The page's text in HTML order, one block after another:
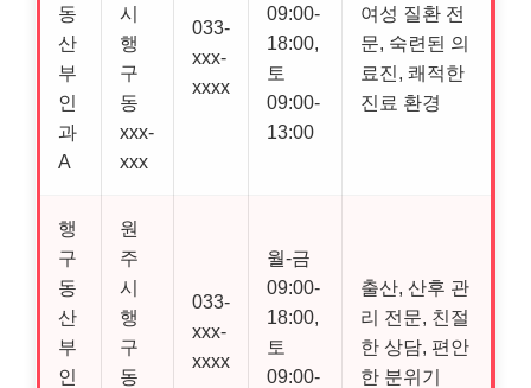
동
산
부
인
과
A
시
행
구
동
xxx-
xxx
033-
xxx-
xxxx
09:00-
18:00,
토
09:00-
13:00
여성 질환 전
문, 숙련된 의
료진, 쾌적한
진료 환경
행
구
동
산
부
인
원
주
시
행
구
동
033-
xxx-
xxxx
월-금
09:00-
18:00,
토
09:00-
출산, 산후 관
리 전문, 친절
한 상담, 편안
한 분위기